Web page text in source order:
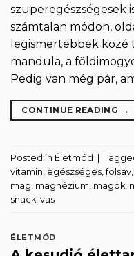
szuperegészségesek
számtalan módon,
legismertebbek közé
mandula, a
Pedig van még pár,
CONTINUE READING →
Posted in Életmód |
vitamin egészséges ,folsav
mag magnézium magok
snack vas
ÉLETMÓD